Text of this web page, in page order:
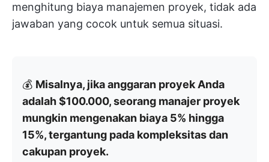
menghitung biaya manajemen proyek, tidak ada
jawaban yang cocok untuk semua situasi.
💰 Misalnya, jika anggaran proyek Anda
adalah $100.000, seorang manajer proyek
mungkin mengenakan biaya 5% hingga
15%, tergantung pada kompleksitas dan
cakupan proyek.